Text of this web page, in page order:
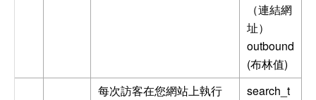
（連結網
址）
outbound
(布林值)
每次訪客在您網站上執行
search_t